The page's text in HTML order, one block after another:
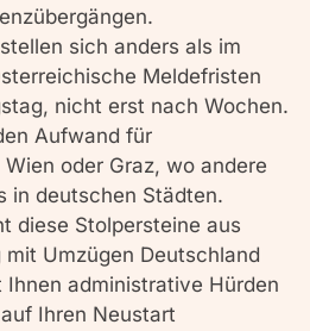
sich anders als im
Meldefristen
nicht erst nach Wochen.
Aufwand für
oder Graz, wo andere
in deutschen Städten.
diese Stolpersteine aus
mit Umzügen Deutschland
administrative Hürden
Ihren Neustart